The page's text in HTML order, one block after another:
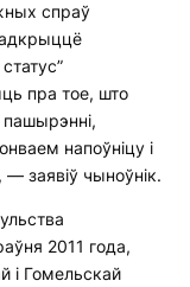
спраў
адкрыццё
пра тое, што
пашырэнні,
напоўніцу і
заявіў чыноўнік.
2011 года,
і Гомельскай